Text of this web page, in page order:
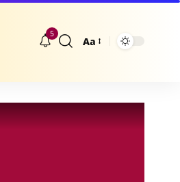
5
Größenänderung
Aa